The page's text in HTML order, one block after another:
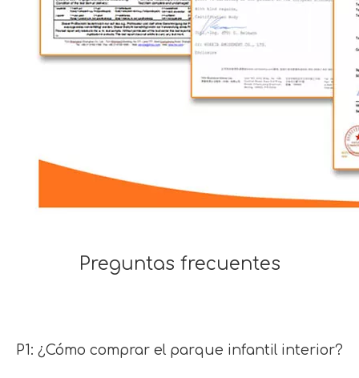
Preguntas frecuentes
P1: ¿Cómo comprar el parque infantil interior?